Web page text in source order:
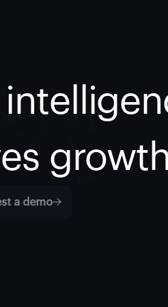
growth
a demo